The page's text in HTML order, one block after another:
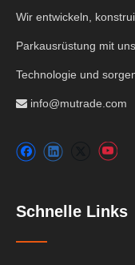
Wir entwickeln,
Parkausrüstung mit
Technologie und
 info@mutrade.com
Schnelle Links